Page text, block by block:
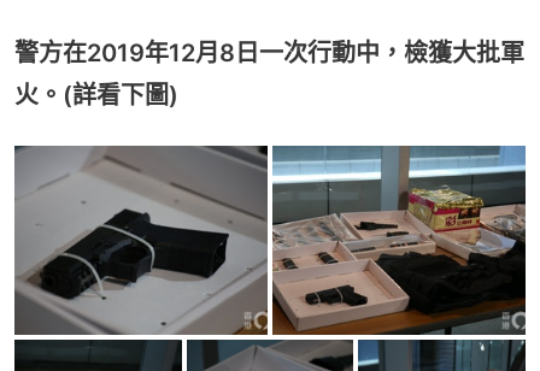
警方在2019年12月8日一次行動中，檢獲大批軍
火。(詳看下圖)